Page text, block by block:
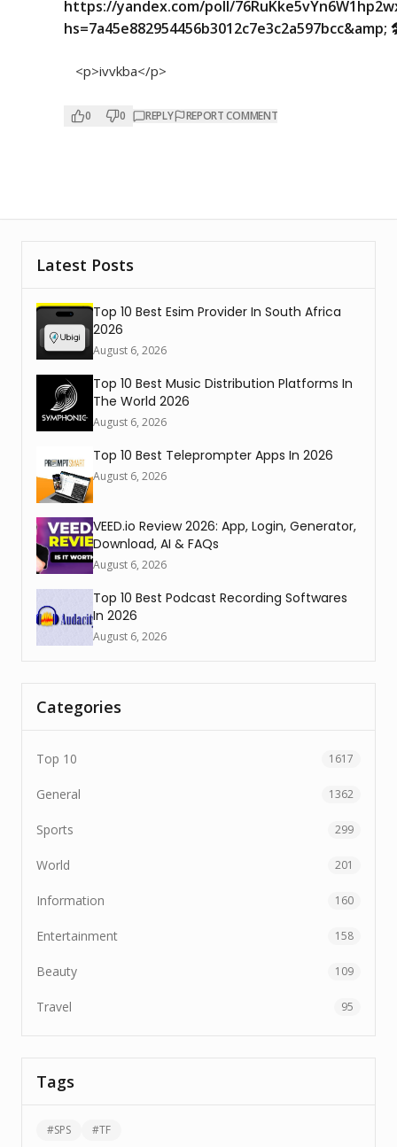
https://yandex.com/poll/
hs=7a45e882954456b3012c7e3c2a597bcc&amp;
<p>ivvkba</p>
0 0 REPLY REPORT COMMENT
Latest Posts
Top 10 Best Esim Provider In South Africa
2026
August 6, 2026
Top 10 Best Music Distribution Platforms In
The World 2026
August 6, 2026
Top 10 Best Teleprompter Apps In 2026
August 6, 2026
VEED.io Review 2026: App, Login, Generator,
Download, AI & FAQs
August 6, 2026
Top 10 Best Podcast Recording Softwares
In 2026
August 6, 2026
Categories
Top 10 1617
General 1362
Sports 299
World 201
Information 160
Entertainment 158
Beauty 109
Travel 95
Tags
#SPS #TF